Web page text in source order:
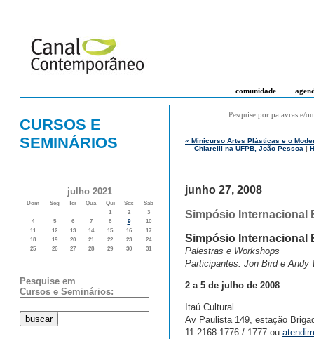
comunidade
CURSOS E
SEMINÁRIOS
julho 2021
Dom Seg Ter Qua Qui Sex
Sab
1
2
3
4
5 6 7 8 9
10
11
12 13 14 15 16
17
18
19 20 21 22 23
24
25
26 27 28 29 30 31
Pesquise em
Cursos e Seminários:
Pesquise por palavras e/
« Minicurso Artes Plásticas e o
Chiarelli na UFPB, João Pessoa |
junho 27, 2008
Simpósio Internacional
Simpósio Internacional
Palestras e Workshops
Participantes: Jon Bird e Andy
2 a 5 de julho de 2008
Itaú Cultural
Av Paulista 149, estação
11-2168-1776 / 1777 ou